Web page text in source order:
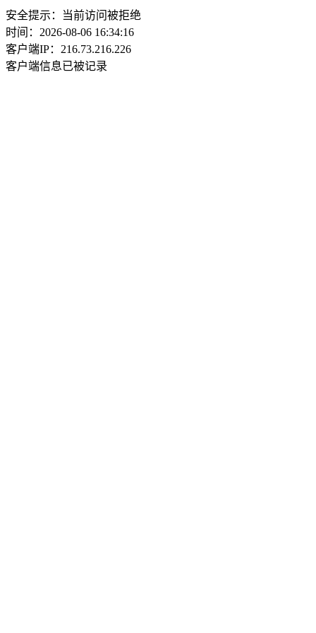
安全提示：当前访问被拒绝
时间：2026-08-06 16:34:16
客户端IP：216.73.216.226
客户端信息已被记录